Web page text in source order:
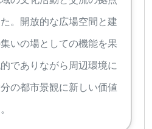
。開放的な広場空間と建
いの場としての機能を果
でありながら周辺環境に
の都市景観に新しい価値